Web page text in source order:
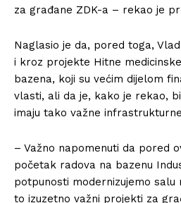
za građane ZDK-a – rekao je
Naglasio je da, pored toga,
i kroz projekte Hitne
bazena, koji su većim dijelom
vlasti, ali da je, kako je rekao,
imaju tako važne
– Važno napomenuti da pored
početak radova na bazenu
potpunosti modernizujemo salu
to izuzetno važni projekti za